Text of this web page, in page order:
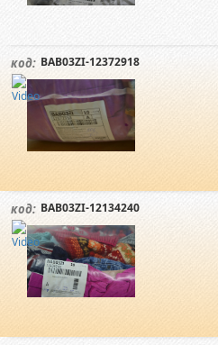
код: BAB03ZI-12372918
код: BAB03ZI-12134240